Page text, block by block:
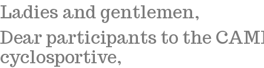
Ladies and gentlemen,
Dear participants to the
cyclosportive,